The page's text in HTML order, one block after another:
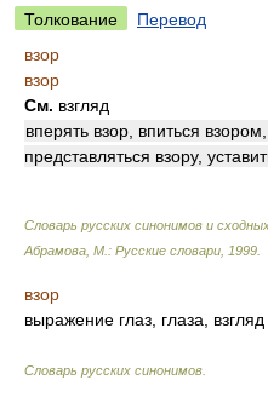
Толкование
Перевод
взор
взор
См. взгляд
вперять взор, впиться
представляться взору,
Словарь русских синонимов и
Абрамова, М.: Русские словари 1999
взор
выражение глаз, глаза, взгляд
Словарь русских синонимов